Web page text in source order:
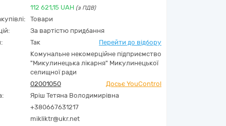
112 621,15 UAH (з ПДВ)
Товари
За вартістю придбання
Так Перейти до відбору
Комунальне некомерційне підприємство
"Микулинецька лікарня" Микулинецької
селищної ради
02001050
Досьє YouControl
Яріш Тетяна Володимирівна
+380667631217
mikliktr@ukr.net